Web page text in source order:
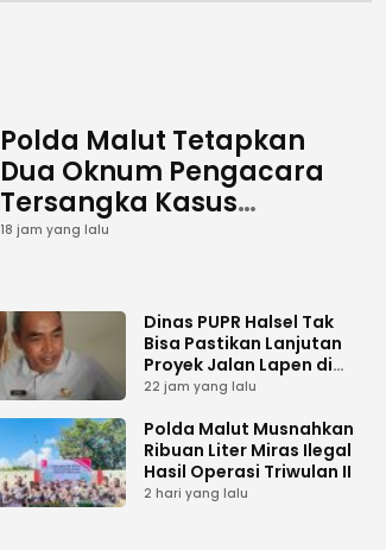
Polda Malut Tetapkan
Dua Oknum Pengacara
Tersangka Kasus
Pemalsuan Dokumen
18 jam yang lalu
Dinas PUPR Halsel Tak
Bisa Pastikan Lanjutan
Proyek Jalan Lapen di
Desa Sambiki
22 jam yang lalu
Polda Malut Musnahkan
Ribuan Liter Miras Ilegal
Hasil Operasi Triwulan II
2 hari yang lalu